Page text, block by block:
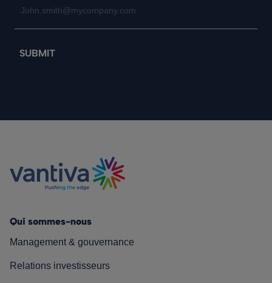
Qui sommes-nous
Management & gouvernance
Relations investisseurs